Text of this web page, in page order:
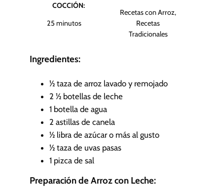
s
COCCIÓN:
25 m
u
s
minutos
Recetas con Arroz,
Recetas
Tradicionales
Ingredientes:
½ taza de arroz lavado y remojado
2 ½ botellas de leche
1 botella de agua
2 astillas de canela
½ libra de azúcar o más al gusto
½ taza de uvas pasas
1 pizca de sal
Preparación de Arroz con Leche: